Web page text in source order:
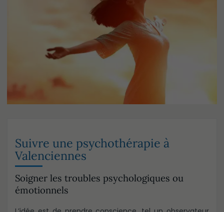
Suivre une psychothérapie à
Valenciennes
Soigner les troubles psychologiques ou
émotionnels